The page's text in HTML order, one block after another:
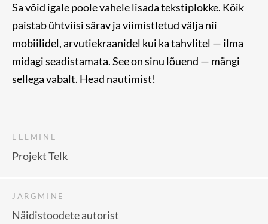
Sa võid igale poole vahele lisada tekstiplokke. Kõik
paistab ühtviisi särav ja viimistletud välja nii
mobiilidel, arvutiekraanidel kui ka tahvlitel — ilma
midagi seadistamata. See on sinu lõuend — mängi
sellega vabalt. Head nautimist!
EELMINE
Projekt Telk
JÄRGMINE
Näidistoodete autorist